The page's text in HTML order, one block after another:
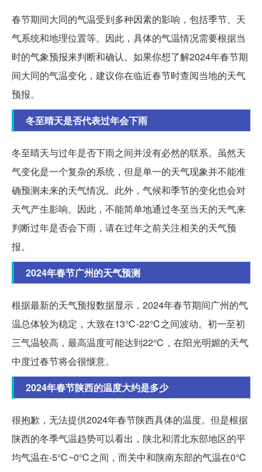
春节期间大同的气温受到多种因素的影响，包括季节、天
气系统和地理位置等。因此，具体的气温情况需要根据当
时的气象预报来判断和确认。如果你想了解2024年春节期
间大同的气温变化，建议你在临近春节时查阅当地的天气
预报。
冬至晴天是否代表过年会下雨
冬至晴天与过年是否下雨之间并没有必然的联系。虽然天
气变化是一个复杂的系统，但是单一的天气现象并不能准
确预测未来的天气情况。此外，气候和季节的变化也会对
天气产生影响。因此，不能简单地通过冬至当天的天气来
判断过年是否会下雨，请在过年之前关注相关的天气预
报。
2024年春节广州的天气预测
根据最新的天气预报数据显示，2024年春节期间广州的气
温总体较为稳定，大致在13℃-22℃之间波动。初一至初
三气温较高，最高温度可能达到22℃，在阳光明媚的天气
中度过春节将会很惬意。
2024年春节陕西的温度大约是多少
很抱歉，无法提供2024年春节陕西具体的温度。但是根据
陕西的冬季气温趋势可以看出，陕北和渭北东部地区的平
均气温在-5℃~0℃之间，而关中和陕南东部的气温在0℃